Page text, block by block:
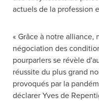
actuels de la profession
« Grâce à notre
négociation des
pourparlers se révèle
réussite du plus grand
provoqués par la
déclarerYves de